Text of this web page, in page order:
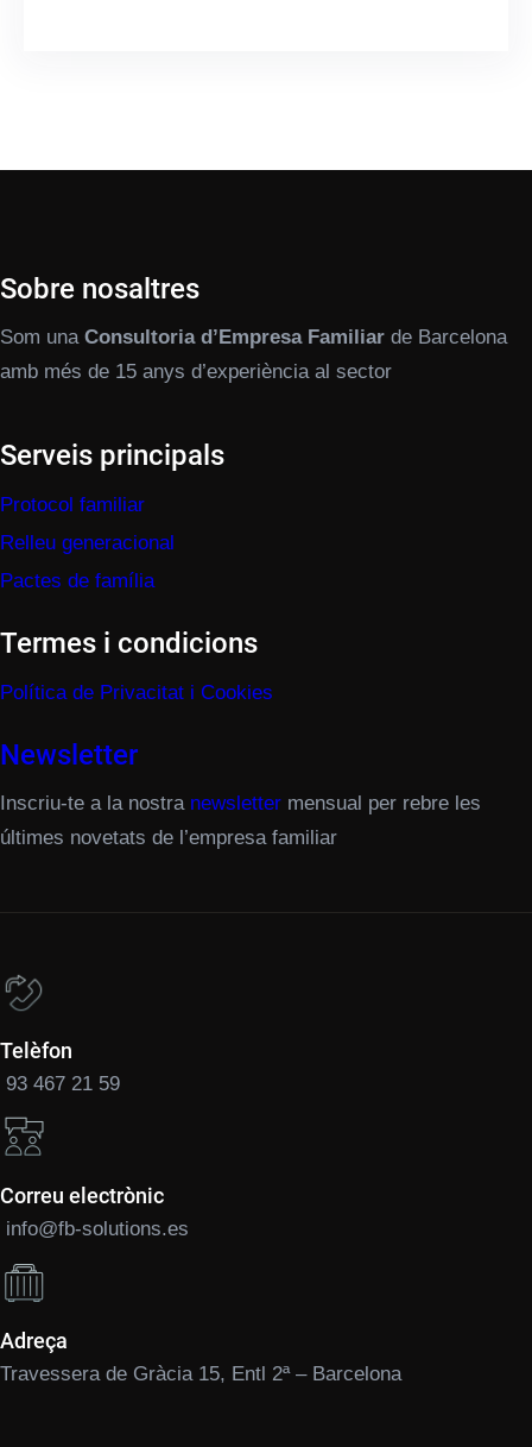
Sobre nosaltres
Som una Consultoria d’Empresa Familiar de Barcelona
amb més de 15 anys d’experiència al sector
Serveis principals
Protocol familiar
Relleu generacional
Pactes de família
Termes i condicions
Política de Privacitat i Cookies
Newsletter
Inscriu-te a la nostra newsletter mensual per rebre les
últimes novetats de l’empresa familiar
Telèfon
93 467 21 59
Correu electrònic
info@fb-solutions.es
Adreça
Travessera de Gràcia 15, Entl 2ª – Barcelona